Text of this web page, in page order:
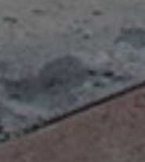
Missä yöpyä
Maalaistalossa luonnon
tarjoaa paljon
lataamiseen saarella